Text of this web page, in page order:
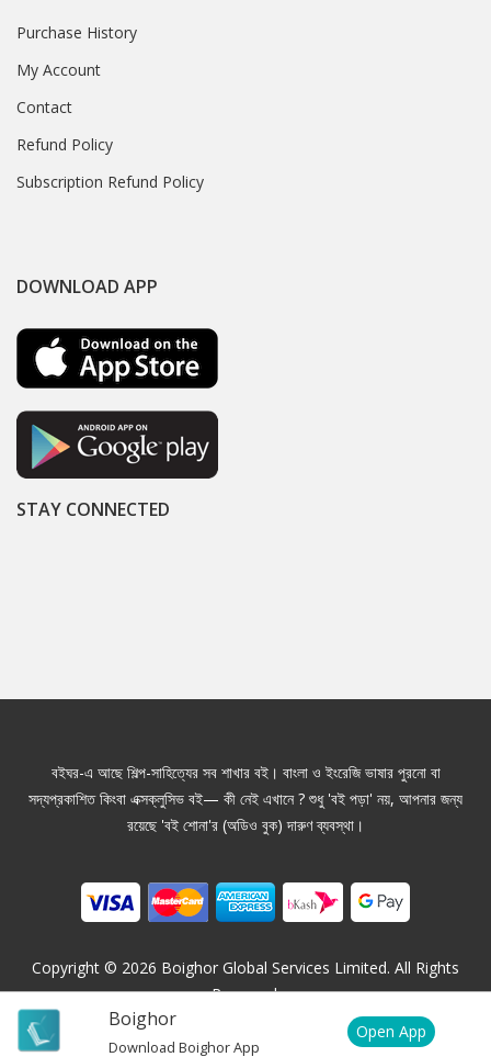
Boighor
Download Boighor App
Open App
Purchase History
My Account
Contact
Refund Policy
Subscription Refund Policy
DOWNLOAD APP
STAY CONNECTED
বইঘর-এ আছে শিল্প-সাহিত্যের সব শাখার বই। বাংলা ও ইংরেজি ভাষার পুরনো বা
সদ্যপ্রকাশিত কিংবা এক্সক্লুসিভ বই— কী নেই এখানে ? শুধু 'বই পড়া' নয়, আপনার জন্য
রয়েছে 'বই শোনা'র (অডিও বুক) দারুণ ব্যবস্থা।
Copyright © 2026 Boighor Global Services Limited. All Rights
Reserved.